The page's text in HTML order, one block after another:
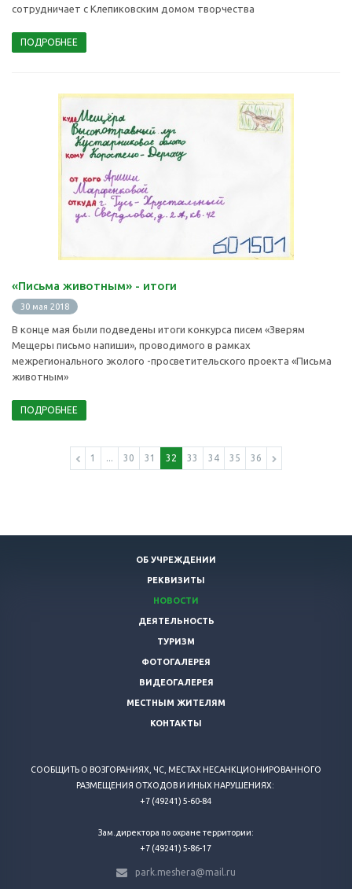
сотрудничает с Клепиковским домом творчества
ПОДРОБНЕЕ
«Письма животным» - итоги
30 мая 2018
В конце мая были подведены итоги конкурса писем «Зверям
Мещеры письмо напиши», проводимого в рамках
межрегионального эколого -просветительского проекта «Письма
животным»
ПОДРОБНЕЕ
1 ... 30 31 32 33 34 35 36
ОБ УЧРЕЖДЕНИИ
РЕКВИЗИТЫ
НОВОСТИ
ДЕЯТЕЛЬНОСТЬ
ТУРИЗМ
ФОТОГАЛЕРЕЯ
ВИДЕОГАЛЕРЕЯ
МЕСТНЫМ ЖИТЕЛЯМ
КОНТАКТЫ
СООБЩИТЬ О ВОЗГОРАНИЯХ, ЧС, МЕСТАХ НЕСАНКЦИОНИРОВАННОГО
РАЗМЕЩЕНИЯ ОТХОДОВ И ИНЫХ НАРУШЕНИЯХ:
+7 (49241) 5-60-84
Зам.директора по охране территории:
+7 (49241) 5-86-17
park.meshera@mail.ru